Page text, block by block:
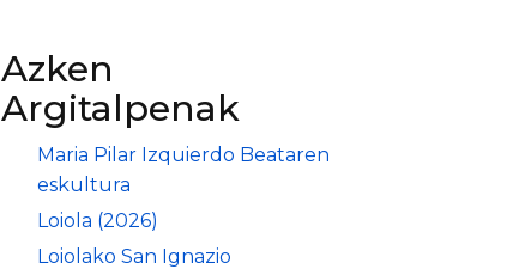
Azken
Argitalpenak
Maria Pilar Izquierdo Beataren
eskultura
Loiola (2026)
Loiolako San Ignazio